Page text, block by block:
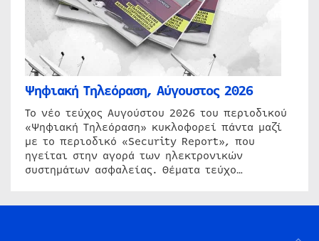
Ψηφιακή Τηλεόραση, Αύγουστος 2026
Το νέο τεύχος Αυγούστου 2026 του περιοδικού
«Ψηφιακή Τηλεόραση» κυκλοφορεί πάντα μαζί
με το περιοδικό «Security Report», που
ηγείται στην αγορά των ηλεκτρονικών
συστημάτων ασφαλείας. Θέματα τεύχο…